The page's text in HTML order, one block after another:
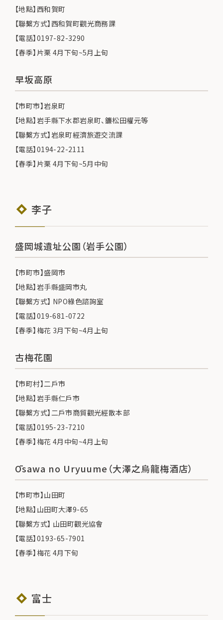
【地點】西和賀町
【聯繫方式】西和賀町觀光商務課
【電話】0197-82-3290
【春季】片栗 4月下旬~5月上旬
早坂高原
【市町市】岩泉町
【地點】岩手縣下水郡岩泉町、鐮松田權元等
【聯繫方式】岩泉町經濟旅遊交流課
【電話】0194-22-2111
【春季】片栗 4月下旬~5月中旬
李子
盛岡城遺址公園（岩手公園）
【市町市】盛岡市
【地點】岩手縣盛岡市丸
【聯繫方式】 NPO綠色諮詢室
【電話】019-681-0722
【春季】梅花 3月下旬~4月上旬
古梅花園
【市町村】二戶市
【地點】岩手縣仁戶市
【聯繫方式】二戶市商貿觀光經散本部
【電話】0195-23-7210
【春季】梅花 4月中旬~4月上旬
Ōsawa no Uryuume（大澤之烏龍梅酒店）
【市町市】山田町
【地點】山田町大澤9-65
【聯繫方式】 山田町觀光協會
【電話】0193-65-7901
【春季】梅花 4月下旬
富士